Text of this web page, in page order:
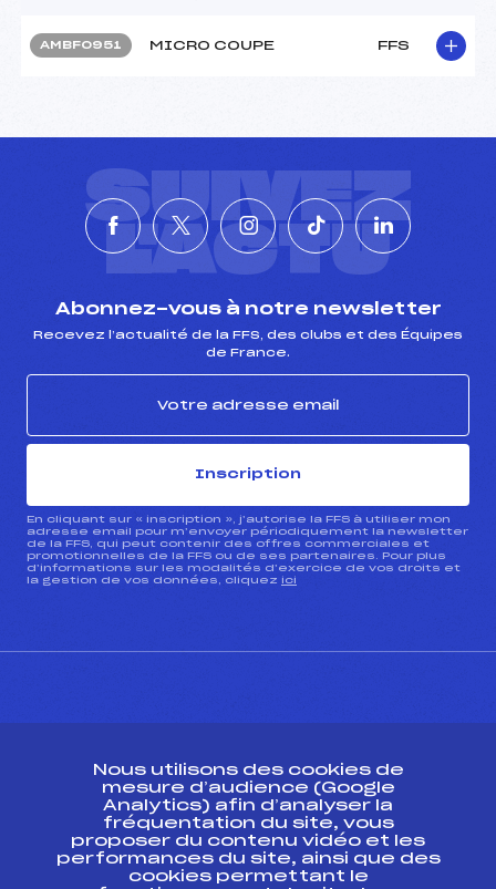
AMBF0951 MICRO COUPE FFS
SUIVEZ
L'ACTU
Abonnez-vous à notre newsletter
Recevez l’actualité de la FFS, des clubs et des Équipes
de France.
Inscription
En cliquant sur « inscription », j’autorise la FFS à utiliser mon
adresse email pour m’envoyer périodiquement la newsletter
de la FFS, qui peut contenir des offres commerciales et
promotionnelles de la FFS ou de ses partenaires. Pour plus
d’informations sur les modalités d’exercice de vos droits et
la gestion de vos données, cliquez ici
ESPACE PRESSE
Ressources
Pass’Neige
Nous utilisons des cookies de
mesure d’audience (Google
Analytics) afin d’analyser la
fréquentation du site, vous
proposer du contenu vidéo et les
performances du site, ainsi que des
cookies permettant le